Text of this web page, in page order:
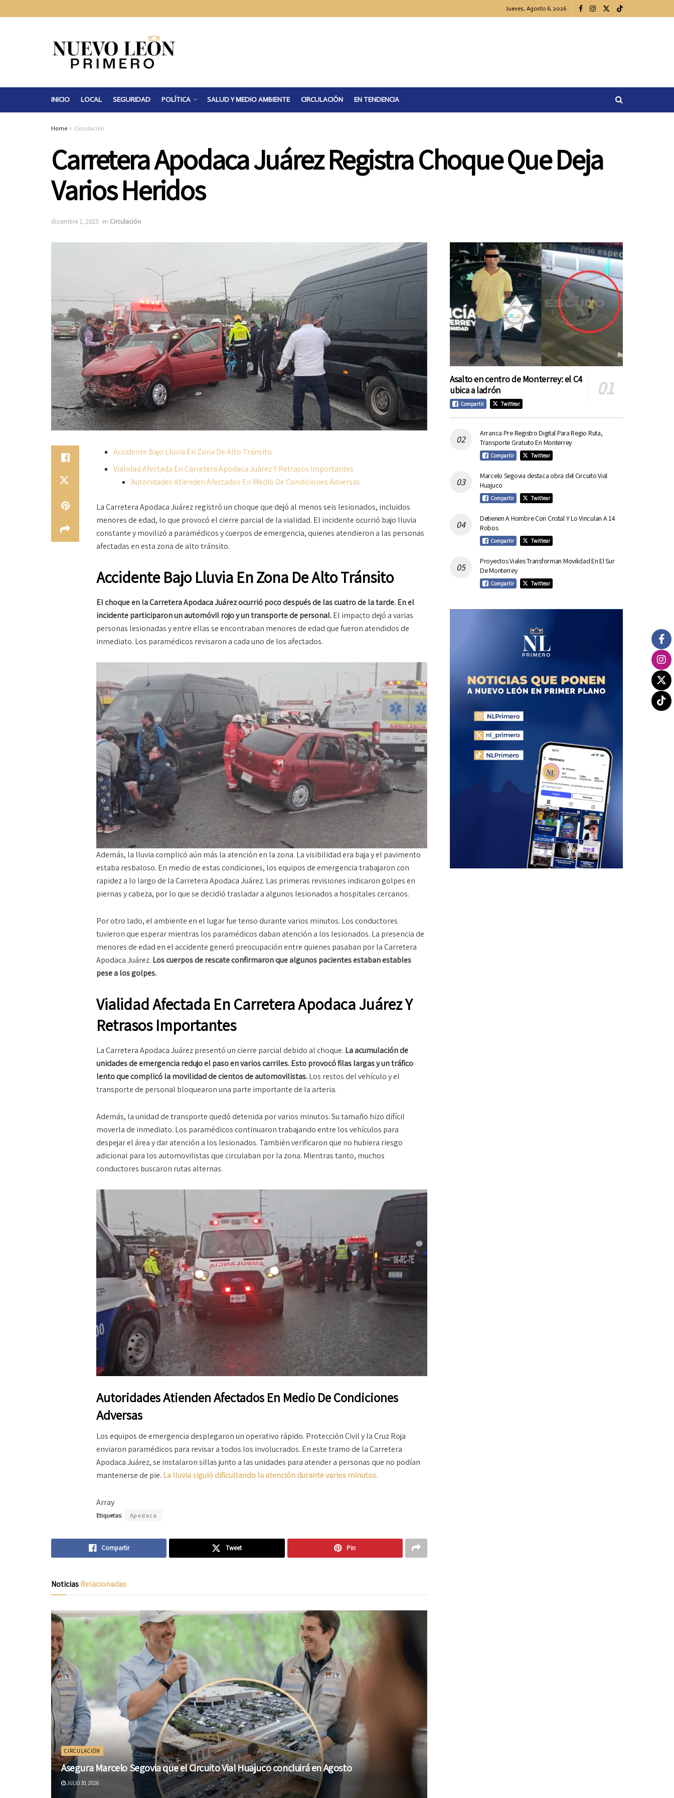
Jueves, Agosto 6, 2026
INICIO LOCAL SEGURIDAD POLÍTICA SALUD Y MEDIO AMBIENTE CIRCULACIÓN EN TENDENCIA
Home Circulación
Carretera Apodaca Juárez Registra Choque Que Deja
Varios Heridos
diciembre 1, 2025 en Circulación
Accidente Bajo Lluvia En Zona De Alto Tránsito
Vialidad Afectada En Carretera Apodaca Juárez Y Retrasos Importantes
Autoridades Atienden Afectados En Medio De Condiciones Adversas
La Carretera Apodaca Juárez registró un choque que dejó al menos seis lesionados, incluidos
menores de edad, lo que provocó el cierre parcial de la vialidad. El incidente ocurrió bajo lluvia
constante y movilizó a paramédicos y cuerpos de emergencia, quienes atendieron a las personas
afectadas en esta zona de alto tránsito.
Accidente Bajo Lluvia En Zona De Alto Tránsito
El choque en la Carretera Apodaca Juárez ocurrió poco después de las cuatro de la tarde. En el
incidente participaron un automóvil rojo y un transporte de personal.El impacto dejó a varias
personas lesionadas y entre ellas se encontraban menores de edad que fueron atendidos de
inmediato. Los paramédicos revisaron a cada uno de los afectados.
Además, la lluvia complicó aún más la atención en la zona. La visibilidad era baja y el pavimento
estaba resbaloso. En medio de estas condiciones, los equipos de emergencia trabajaron con
rapidez a lo largo de la Carretera Apodaca Juárez. Las primeras revisiones indicaron golpes en
piernas y cabeza, por lo que se decidió trasladar a algunos lesionados a hospitales cercanos.
Por otro lado, el ambiente en el lugar fue tenso durante varios minutos. Los conductores
tuvieron que esperar mientras los paramédicos daban atención a los lesionados. La presencia de
menores de edad en el accidente generó preocupación entre quienes pasaban por la Carretera
Apodaca Juárez. Los cuerpos de rescate confirmaron que algunos pacientes estaban estables
pese a los golpes.
Vialidad Afectada En Carretera Apodaca Juárez Y
Retrasos Importantes
La Carretera Apodaca Juárez presentó un cierre parcial debido al choque. La acumulación de
unidades de emergencia redujo el paso en varios carriles. Esto provocó filas largas y un tráfico
lento que complicó la movilidad de cientos de automovilistas.Los restos del vehículo y el
transporte de personal bloquearon una parte importante de la arteria.
Además, la unidad de transporte quedó detenida por varios minutos. Su tamaño hizo difícil
moverla de inmediato. Los paramédicos continuaron trabajando entre los vehículos para
despejar el área y dar atención a los lesionados. También verificaron que no hubiera riesgo
adicional para los automovilistas que circulaban por la zona. Mientras tanto, muchos
conductores buscaron rutas alternas.
Autoridades Atienden Afectados En Medio De Condiciones
Adversas
Los equipos de emergencia desplegaron un operativo rápido. Protección Civil y la Cruz Roja
enviaron paramédicos para revisar a todos los involucrados. En este tramo de la Carretera
Apodaca Juárez, se instalaron sillas junto a las unidades para atender a personas que no podían
mantenerse de pie. La lluvia siguió dificultando la atención durante varios minutos.
Array
Etiquetas: Apodaca
Compartir Tweet Pin
NoticiasRelacionadas
CIRCULACIÓN
Asegura Marcelo Segovia que el Circuito Vial Huajuco concluirá en Agosto
JULIO 30, 2026
Asalto en centro de Monterrey: el C4
ubica a ladrón
Compartir Twittear
Arranca Pre Registro Digital Para Regio Ruta,
Transporte Gratuito En Monterrey
Compartir Twittear
Marcelo Segovia destaca obra del Circuito Vial
Huajuco
Compartir Twittear
Detienen A Hombre Con Cristal Y Lo Vinculan A 14
Robos
Compartir Twittear
Proyectos Viales Transforman Movilidad En El Sur
De Monterrey
Compartir Twittear